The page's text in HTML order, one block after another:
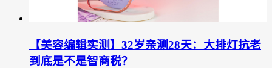
【美容编辑实测】32岁亲测28天：大排灯抗老
到底是不是智商税？